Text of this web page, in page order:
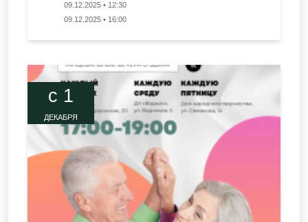
09.12.2025 • 12:30
09.12.2025 • 16:00
c 1
ДЕКАБРЯ